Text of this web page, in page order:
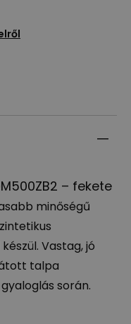
– fekete
minőségű
Vastag, jó
talpa
során.